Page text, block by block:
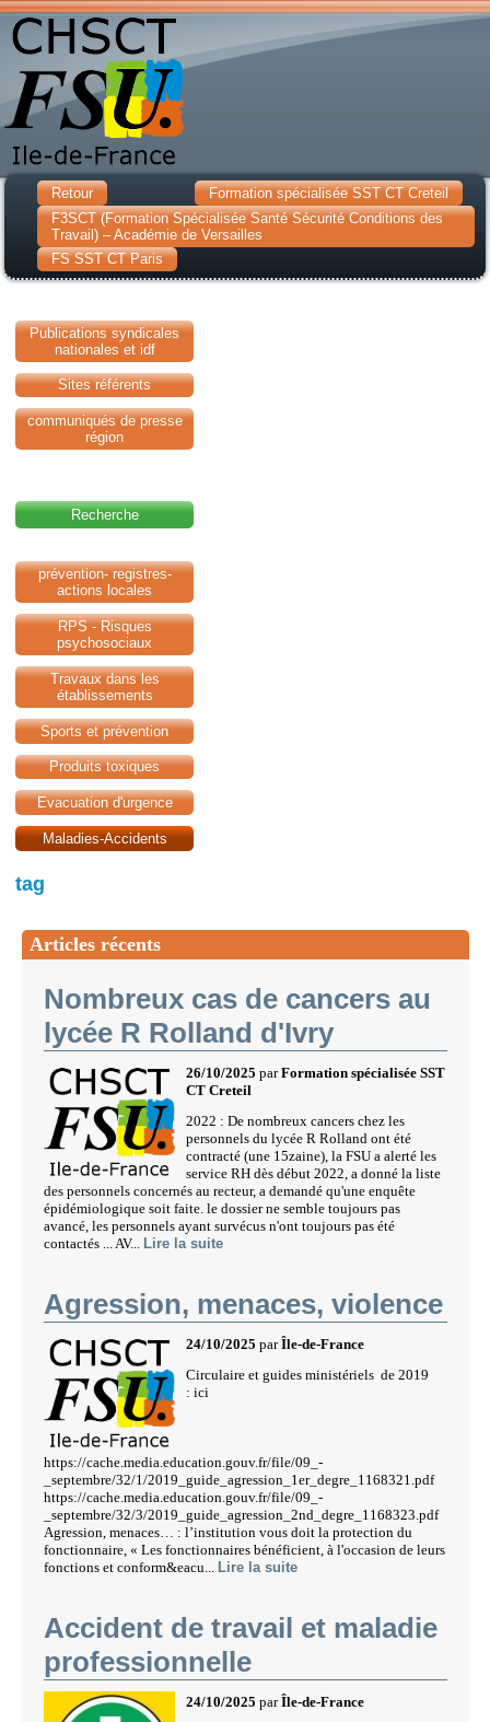
Retour
Formation spécialisée SST CT Creteil
F3SCT (Formation Spécialisée Santé Sécurité Conditions des
Travail) – Académie de Versailles
FS SST CT Paris
Publications syndicales
nationales et idf
Sites référents
communiqués de presse
région
Recherche
prévention- registres-
actions locales
RPS - Risques
psychosociaux
Travaux dans les
établissements
Sports et prévention
Produits toxiques
Evacuation d'urgence
Maladies-Accidents
tag
Articles récents
Nombreux cas de cancers au
lycée R Rolland d'Ivry
26/10/2025 parFormation spécialisée SST
CT Creteil
2022 : De nombreux cancers chez les
personnels du lycée R Rolland ont été
contracté (une 15zaine), la FSU a alerté les
service RH dès début 2022, a donné la liste
des personnels concernés au recteur, a demandé qu'une enquête
épidémiologique soit faite. le dossier ne semble toujours pas
avancé, les personnels ayant survécus n'ont toujours pas été
contactés ... AV...
Lire la suite
Agression, menaces, violence
24/10/2025 parÎle-de-France
Circulaire et guides ministériels de 2019
: ici
https://cache.media.education.gouv.fr/file/09_-
_septembre/32/1/2019_guide_agression_1er_degre_1168321.pdf
https://cache.media.education.gouv.fr/file/09_-
_septembre/32/3/2019_guide_agression_2nd_degre_1168323.pdf
Agression, menaces… : l’institution vous doit la protection du
fonctionnaire, « Les fonctionnaires bénéficient, à l'occasion de leurs
fonctions et conform&eacu... Lire la suite
Accident de travail et maladie
professionnelle
24/10/2025 parÎle-de-France